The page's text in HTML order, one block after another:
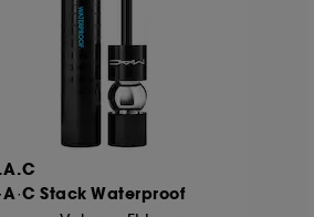
Stack Waterproof